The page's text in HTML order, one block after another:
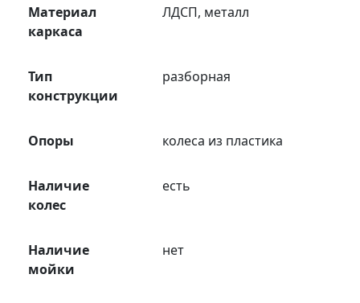
Материал
каркаса
ЛДСП, металл
Тип
конструкции
разборная
Опоры колеса из пластика
Наличие
колес
есть
Наличие
мойки
нет